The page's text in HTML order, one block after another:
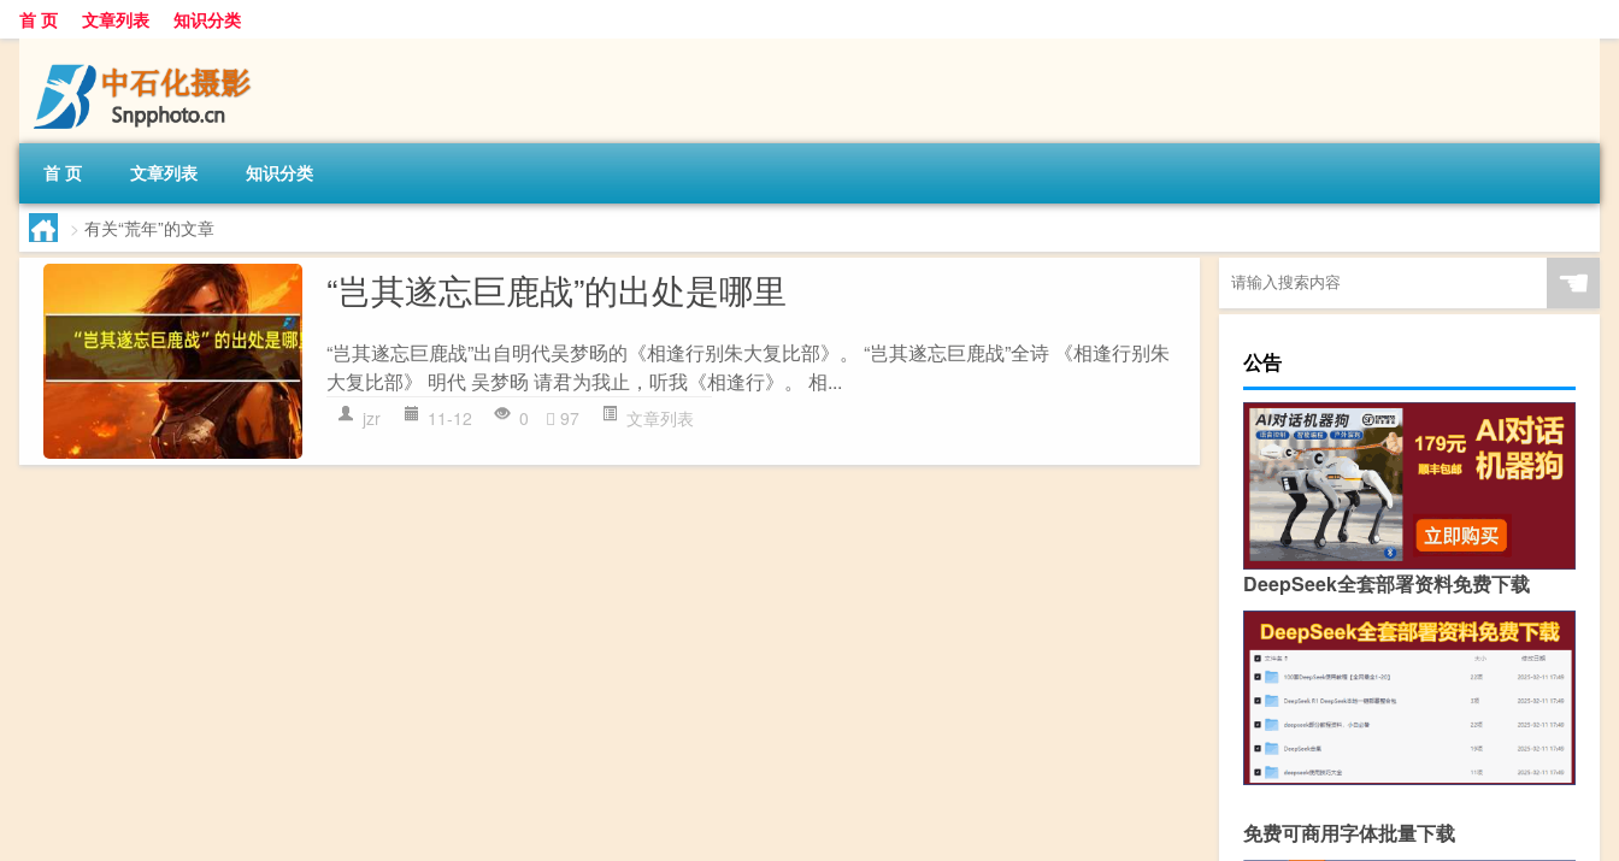
首 页 文章列表 知识分类
首 页 文章列表 知识分类
> 有关“荒年”的文章
“岂其遂忘巨鹿战”的出处是哪里
“岂其遂忘巨鹿战”出自明代吴梦旸的《相逢行别朱大复比部》。 “岂其遂忘巨鹿战”全诗 《相逢行别朱
大复比部》 明代 吴梦旸 请君为我止，听我《相逢行》。 相...
jzr 11-12 0 97 文章列表
☚
公告
DeepSeek全套部署资料免费下载
免费可商用字体批量下载